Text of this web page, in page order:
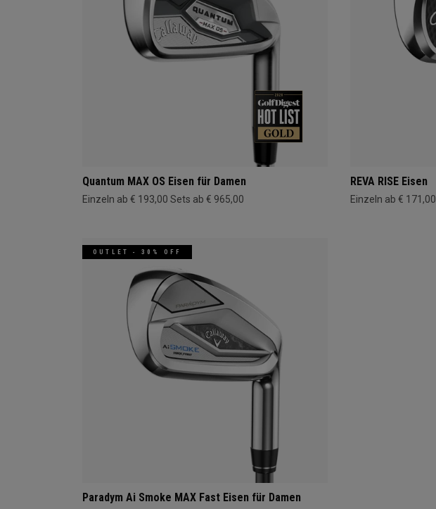
Quantum MAX OS Eisen für Damen
Einzeln ab € 193,00 Sets ab € 965,00
REVA RISE Eisen
Einzeln ab € 171,00
OUTLET - 30% OFF
Paradym Ai Smoke MAX Fast Eisen für Damen